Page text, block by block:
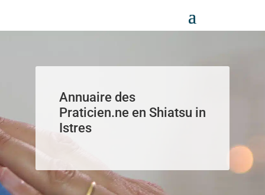
Annuaire des
Praticien.ne en Shiatsu in
Istres